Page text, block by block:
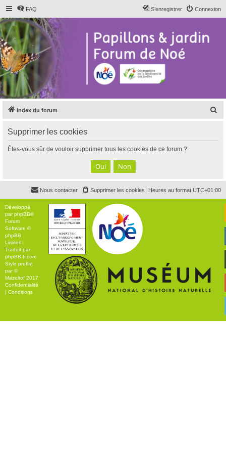
FAQ Connexion
S’enregistrer
Index du forum
c
Supprimer les cookies
Êtes-vous sûr de vouloir supprimer tous les cookies de ce forum ?
Heures au format UTC+01:00
Supprimer les cookies
Nous contacter
Développé
parphpBB®
Forum
Software ©
phpBB
Limited
Traduit par
phpBB-fr.com
Style proflat
par ©
Mazeltof 2017
Confidentialité
| Conditions